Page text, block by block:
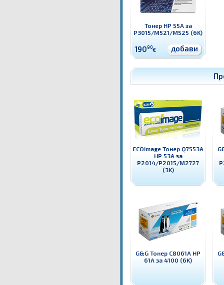
Тонер HP 55A за
P3015/M521/M525 (6K)
19090€ добави
ECOimage Тонер Q7553A
HP 53A за
P2014/P2015/M2727
(3K)
G&G Тонер C8061A HP
61A за 4100 (6K)